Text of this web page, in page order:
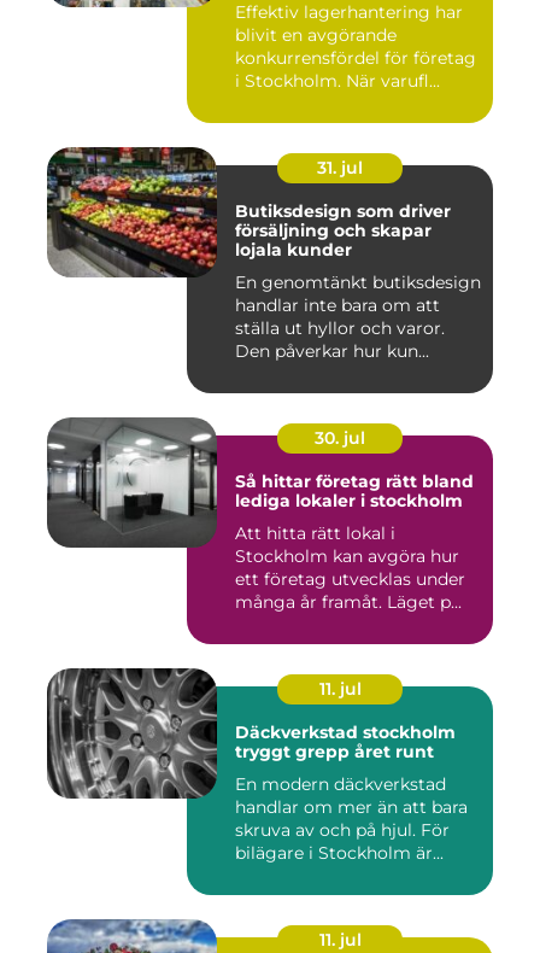
Effektiv lagerhantering har
blivit en avgörande
konkurrensfördel för företag
i Stockholm. När varufl...
31. jul
Butiksdesign som driver
försäljning och skapar
lojala kunder
En genomtänkt butiksdesign
handlar inte bara om att
ställa ut hyllor och varor.
Den påverkar hur kun...
30. jul
Så hittar företag rätt bland
lediga lokaler i stockholm
Att hitta rätt lokal i
Stockholm kan avgöra hur
ett företag utvecklas under
många år framåt. Läget p...
11. jul
Däckverkstad stockholm
tryggt grepp året runt
En modern däckverkstad
handlar om mer än att bara
skruva av och på hjul. För
bilägare i Stockholm är...
11. jul